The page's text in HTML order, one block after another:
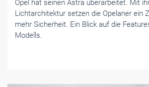
Opel hat seinen Astra überarbeitet. Mit
Lichtarchitektur setzen die Opelaner ein
mehr Sicherheit. Ein Blick auf die
Modells.